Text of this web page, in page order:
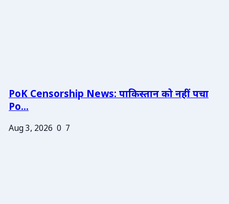
PoK Censorship News: पाकिस्तान को नहीं पचा
Po...
Aug 3, 2026 0 7